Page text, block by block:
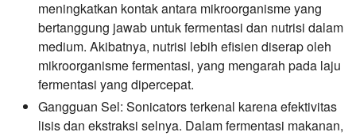
meningkatkan kontak antara mikroorganisme yang
bertanggung jawab untuk fermentasi dan nutrisi dalam
medium. Akibatnya, nutrisi lebih efisien diserap oleh
mikroorganisme fermentasi, yang mengarah pada laju
fermentasi yang dipercepat.
Gangguan Sel: Sonicators terkenal karena efektivitas
lisis dan ekstraksi selnya. Dalam fermentasi makanan,